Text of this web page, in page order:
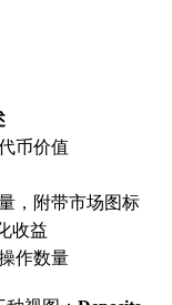
币价值
，附带市场图标
收益
作数量